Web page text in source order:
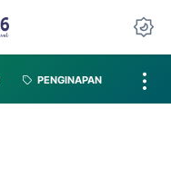
PENGINAPAN